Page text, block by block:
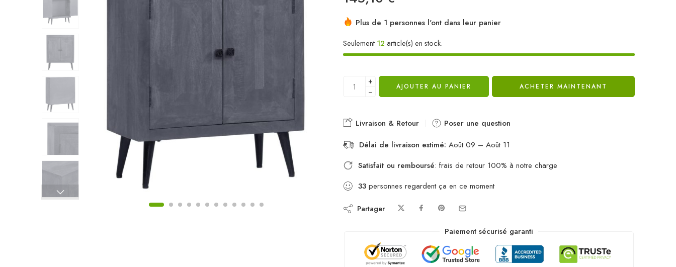
Plus de 1 personnes l'ont dans leur panier
Seulement 12 article(s) en stock.
+
−
AJOUTER AU PANIER ACHETER MAINTENANT
Livraison & Retour
Poser une question
Délai de livraison estimé: Août 09 – Août 11
Satisfait ou remboursé: frais de retour 100% à notre charge
33 personnes regardent ça en ce moment
Partager
Paiement sécurisé garanti